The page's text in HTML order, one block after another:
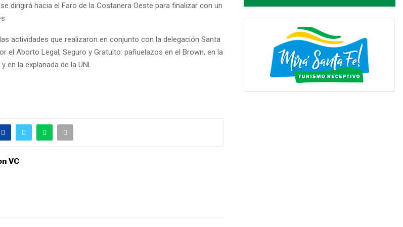
dirigirá hacia el Faro de la Costanera Oeste para finalizar con un
actividades que realizaron en conjunto con la delegación Santa
el Aborto Legal, Seguro y Gratuito: pañuelazos en el Brown, en la
en la explanada de la UNL
VC